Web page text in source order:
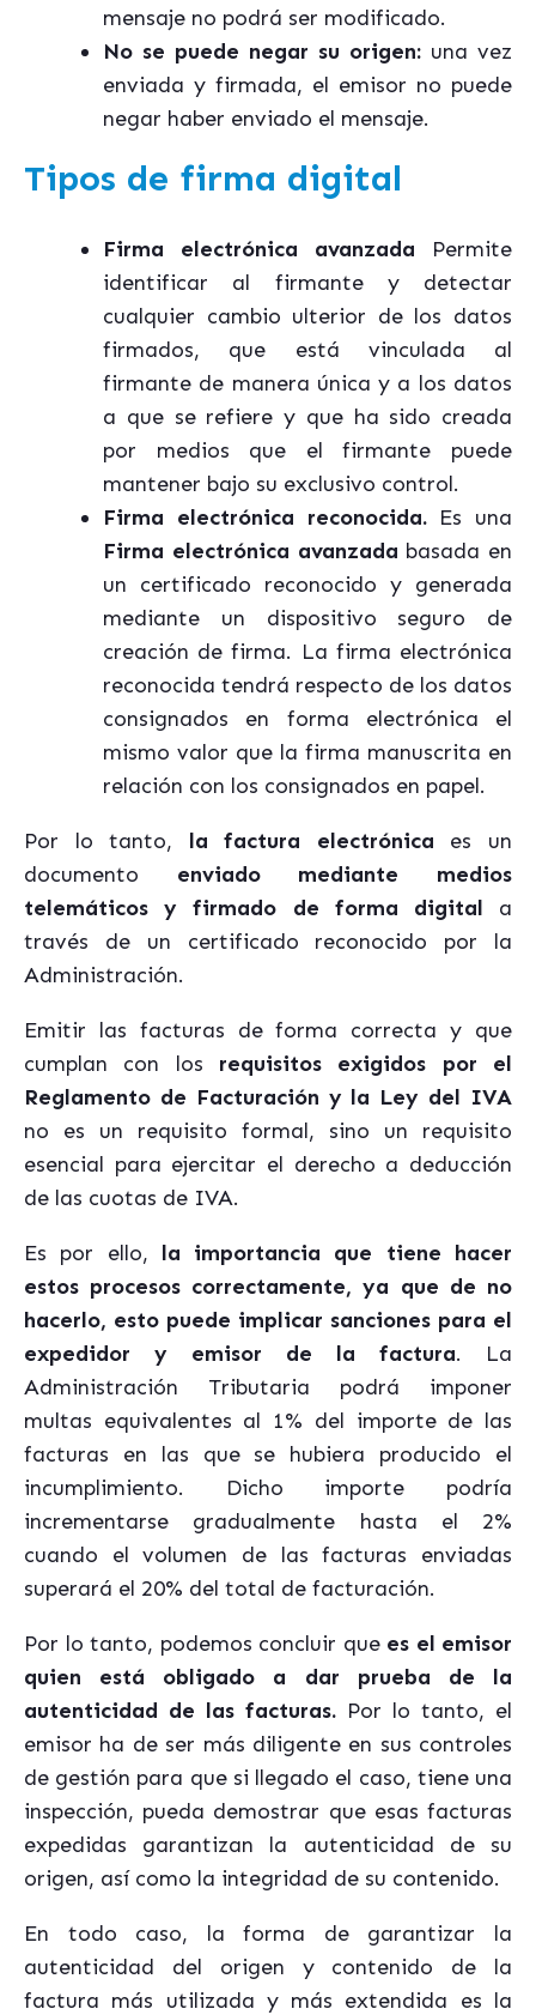
mensaje no podrá ser modificado.
No se puede negar su origen: una vez
enviada y firmada, el emisor no puede
negar haber enviado el mensaje.
Tipos de firma digital
Firma electrónica avanzada Permite
identificar al firmante y detectar
cualquier cambio ulterior de los datos
firmados, que está vinculada al
firmante de manera única y a los datos
a que se refiere y que ha sido creada
por medios que el firmante puede
mantener bajo su exclusivo control.
Firma electrónica reconocida.Es una
Firma electrónica avanzada basada en
un certificado reconocido y generada
mediante un dispositivo seguro de
creación de firma. La firma electrónica
reconocida tendrá respecto de los datos
consignados en forma electrónica el
mismo valor que la firma manuscrita en
relación con los consignados en papel.
Por lo tanto, la factura electrónica es un
documento enviado mediante medios
telemáticos y firmado de forma digital a
través de un certificado reconocido por la
Administración.
Emitir las facturas de forma correcta y que
cumplan con los requisitos exigidos por el
Reglamento de Facturación y la Ley del IVA
no es un requisito formal, sino un requisito
esencial para ejercitar el derecho a deducción
de las cuotas de IVA.
Es por ello, la importancia que tiene hacer
estos procesos correctamente, ya que de no
hacerlo, esto puede implicar sanciones para el
expedidor y emisor de la factura. La
Administración Tributaria podrá imponer
multas equivalentes al 1% del importe de las
facturas en las que se hubiera producido el
incumplimiento. Dicho importe podría
incrementarse gradualmente hasta el 2%
cuando el volumen de las facturas enviadas
superará el 20% del total de facturación.
Por lo tanto, podemos concluir que es el emisor
quien está obligado a dar prueba de la
autenticidad de las facturas. Por lo tanto, el
emisor ha de ser más diligente en sus controles
de gestión para que si llegado el caso, tiene una
inspección, pueda demostrar que esas facturas
expedidas garantizan la autenticidad de su
origen, así como la integridad de su contenido.
En todo caso, la forma de garantizar la
autenticidad del origen y contenido de la
factura más utilizada y más extendida es la